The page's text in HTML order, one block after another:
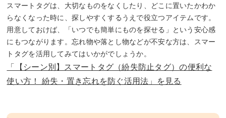
スマートタグは、大切なものをなくしたり、どこに置いたかわか
らなくなった時に、探しやすくするうえで役立つアイテムです。
用意しておけば、「いつでも簡単にものを探せる」という安心感
にもつながります。忘れ物や落とし物などが不安な方は、スマー
トタグを活用してみてはいかがでしょうか。
「【シーン別】スマートタグ（紛失防止タグ）の便利な
使い方！ 紛失・置き忘れを防ぐ活用法」を見る